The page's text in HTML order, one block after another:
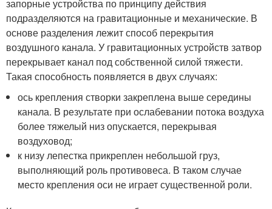
запорные устройства по принципу действия
подразделяются на гравитационные и механические. В
основе разделения лежит способ перекрытия
воздушного канала. У гравитационных устройств затвор
перекрывает канал под собственной силой тяжести.
Такая способность появляется в двух случаях:
ось крепления створки закреплена выше середины
канала. В результате при ослабевании потока воздуха
более тяжелый низ опускается, перекрывая
воздуховод;
к низу лепестка прикреплен небольшой груз,
выполняющий роль противовеса. В таком случае
место крепления оси не играет существенной роли.